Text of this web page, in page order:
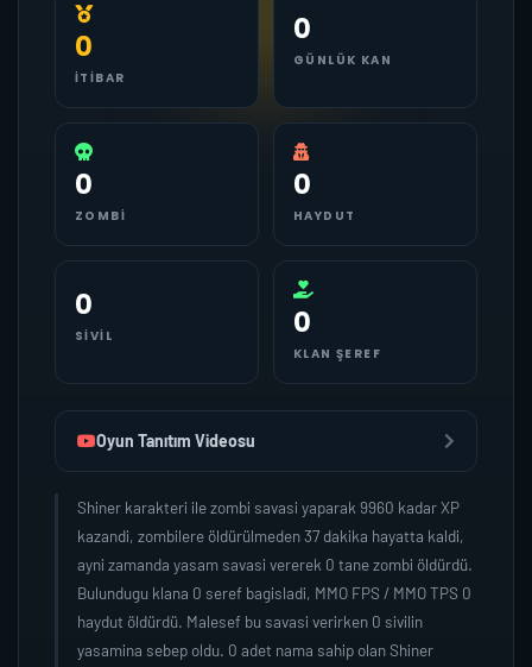
0
İTIBAR
0
GÜNLÜK KAN
0
ZOMBI
0
HAYDUT
0
SIVIL 0
KLAN ŞEREF
Oyun Tanıtım Videosu
Shiner karakteri ile zombi savasi yaparak 9960 kadar XP
kazandi, zombilere öldürülmeden 37 dakika hayatta kaldi,
ayni zamanda yasam savasi vererek 0 tane zombi öldürdü.
Bulundugu klana 0 seref bagisladi, MMO FPS / MMO TPS 0
haydut öldürdü. Malesef bu savasi verirken 0 sivilin
yasamina sebep oldu. 0 adet nama sahip olan Shiner